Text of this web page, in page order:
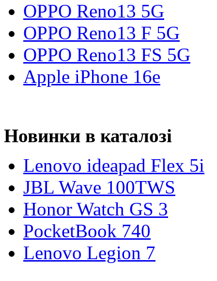
OPPO Reno13 5G
OPPO Reno13 F 5G
OPPO Reno13 FS 5G
Apple iPhone 16e
Новинки в каталозі
Lenovo ideapad Flex 5i
JBL Wave 100TWS
Honor Watch GS 3
PocketBook 740
Lenovo Legion 7